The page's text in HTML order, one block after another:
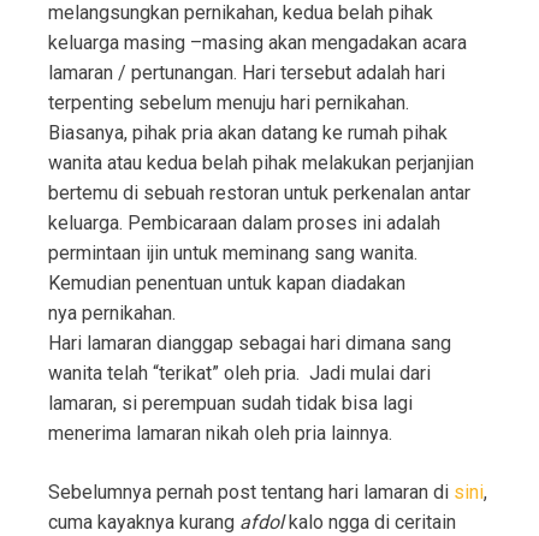
melangsungkan pernikahan, kedua belah pihak
keluarga masing –masing akan mengadakan acara
lamaran / pertunangan. Hari tersebut adalah hari
terpenting sebelum menuju hari pernikahan.
Biasanya, pihak pria akan datang ke rumah pihak
wanita atau kedua belah pihak melakukan perjanjian
bertemu di sebuah restoran untuk perkenalan antar
keluarga. Pembicaraan dalam proses ini adalah
permintaan ijin untuk meminang sang wanita.
Kemudian penentuan untuk kapan diadakan
nya pernikahan.
Hari lamaran dianggap sebagai hari dimana sang
wanita telah “terikat” oleh pria. Jadi mulai dari
lamaran, si perempuan sudah tidak bisa lagi
menerima lamaran nikah oleh pria lainnya.
Sebelumnya pernah post tentang hari lamaran di sini,
cuma kayaknya kurang afdolkalo ngga di ceritain